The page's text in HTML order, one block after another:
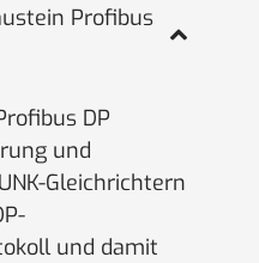
Profibus
DP
und
Gleichrichtern
und damit